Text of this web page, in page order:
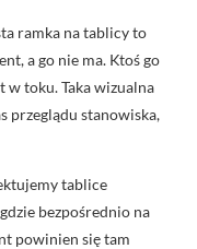
ramka na tablicy to
a go nie ma. Ktoś go
w toku. Taka wizualna
przeglądu stanowiska,
tablice
bezpośrednio na
powinien się tam